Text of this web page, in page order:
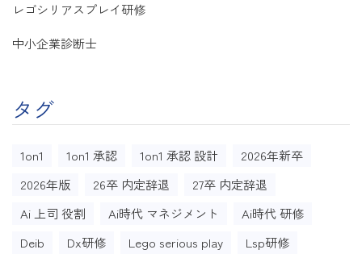
レゴシリアスプレイ研修
中小企業診断士
タグ
1on1 1on1 承認 1on1 承認 設計
2026年新卒
2026年版
26卒 内定辞退
27卒 内定辞退
Ai 上司 役割
Ai時代 マネジメント
Ai時代 研修
Deib
Dx研修 Lego serious play
Lsp研修